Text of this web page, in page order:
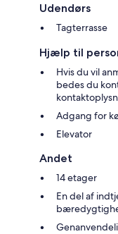
Udendørs
Tagterrasse
Hjælp til
Hvis du vil
bedes du
Adgang for
Elevator
Andet
14 etager
En del af